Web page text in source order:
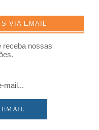
VIA EMAIL
receba nossas